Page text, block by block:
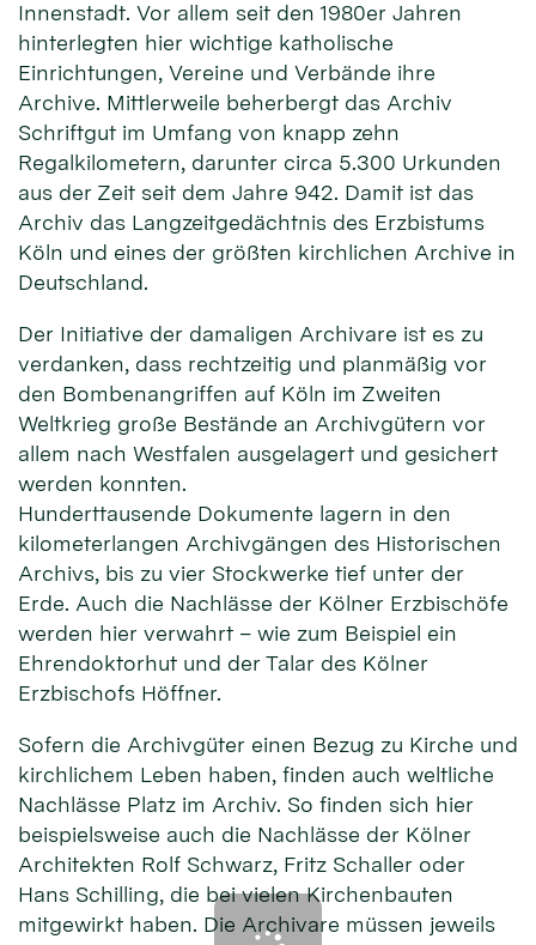
Innenstadt. Vor allem seit den 1980er Jahren
hinterlegten hier wichtige katholische
Einrichtungen, Vereine und Verbände ihre
Archive. Mittlerweile beherbergt das Archiv
Schriftgut im Umfang von knapp zehn
Regalkilometern, darunter circa 5.300 Urkunden
aus der Zeit seit dem Jahre 942. Damit ist das
Archiv das Langzeitgedächtnis des Erzbistums
Köln und eines der größten kirchlichen Archive in
Deutschland.
Der Initiative der damaligen Archivare ist es zu
verdanken, dass rechtzeitig und planmäßig vor
den Bombenangriffen auf Köln im Zweiten
Weltkrieg große Bestände an Archivgütern vor
allem nach Westfalen ausgelagert und gesichert
werden konnten.
Hunderttausende Dokumente lagern in den
kilometerlangen Archivgängen des Historischen
Archivs, bis zu vier Stockwerke tief unter der
Erde. Auch die Nachlässe der Kölner Erzbischöfe
werden hier verwahrt – wie zum Beispiel ein
Ehrendoktorhut und der Talar des Kölner
Erzbischofs Höffner.
Sofern die Archivgüter einen Bezug zu Kirche und
kirchlichem Leben haben, finden auch weltliche
Nachlässe Platz im Archiv. So finden sich hier
beispielsweise auch die Nachlässe der Kölner
Architekten Rolf Schwarz, Fritz Schaller oder
Hans Schilling, die bei vielen Kirchenbauten
mitgewirkt haben. Die Archivare müssen jeweils